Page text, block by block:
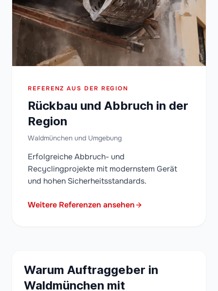
REFERENZ AUS DER REGION
Rückbau und Abbruch in der
Region
Waldmünchen und Umgebung
Erfolgreiche Abbruch- und
Recyclingprojekte mit modernstem Gerät
und hohen Sicherheitsstandards.
Weitere Referenzen ansehen
Warum Auftraggeber in
Waldmünchen mit